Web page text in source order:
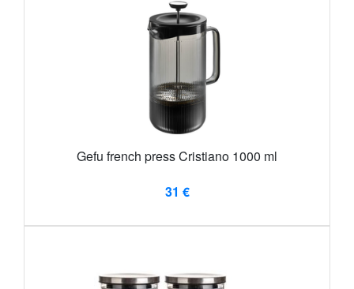
Gefu french press Cristiano 1000 ml
31 €